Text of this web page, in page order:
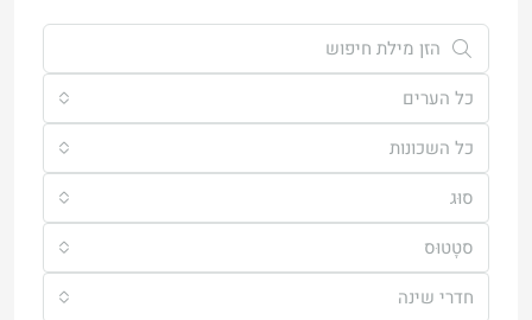
כל הערים
כל השכונות
סוּג
סטָטוּס
חדרי שינה